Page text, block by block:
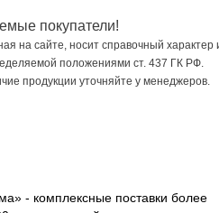
покупатели!
на сайте, носит справочный характер
положениями ст. 437 ГК РФ.
продукции уточняйте у менеджеров.
- комплексные поставки более